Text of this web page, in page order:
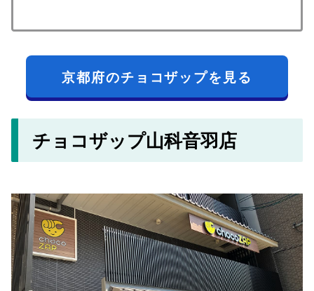
京都府のチョコザップを見る
チョコザップ山科音羽店